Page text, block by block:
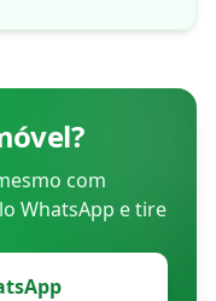
com
WhatsApp e tire